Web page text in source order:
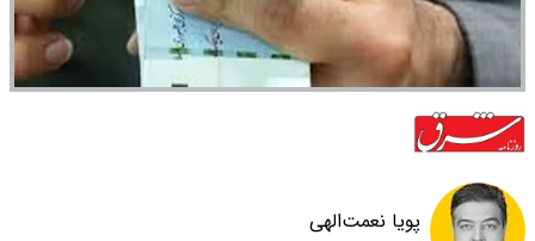
پویا نعمت‌الهی